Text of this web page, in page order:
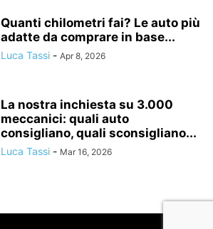
Quanti chilometri fai? Le auto più
adatte da comprare in base...
Luca Tassi - Apr 8, 2026
La nostra inchiesta su 3.000
meccanici: quali auto
consigliano, quali sconsigliano...
Luca Tassi - Mar 16, 2026